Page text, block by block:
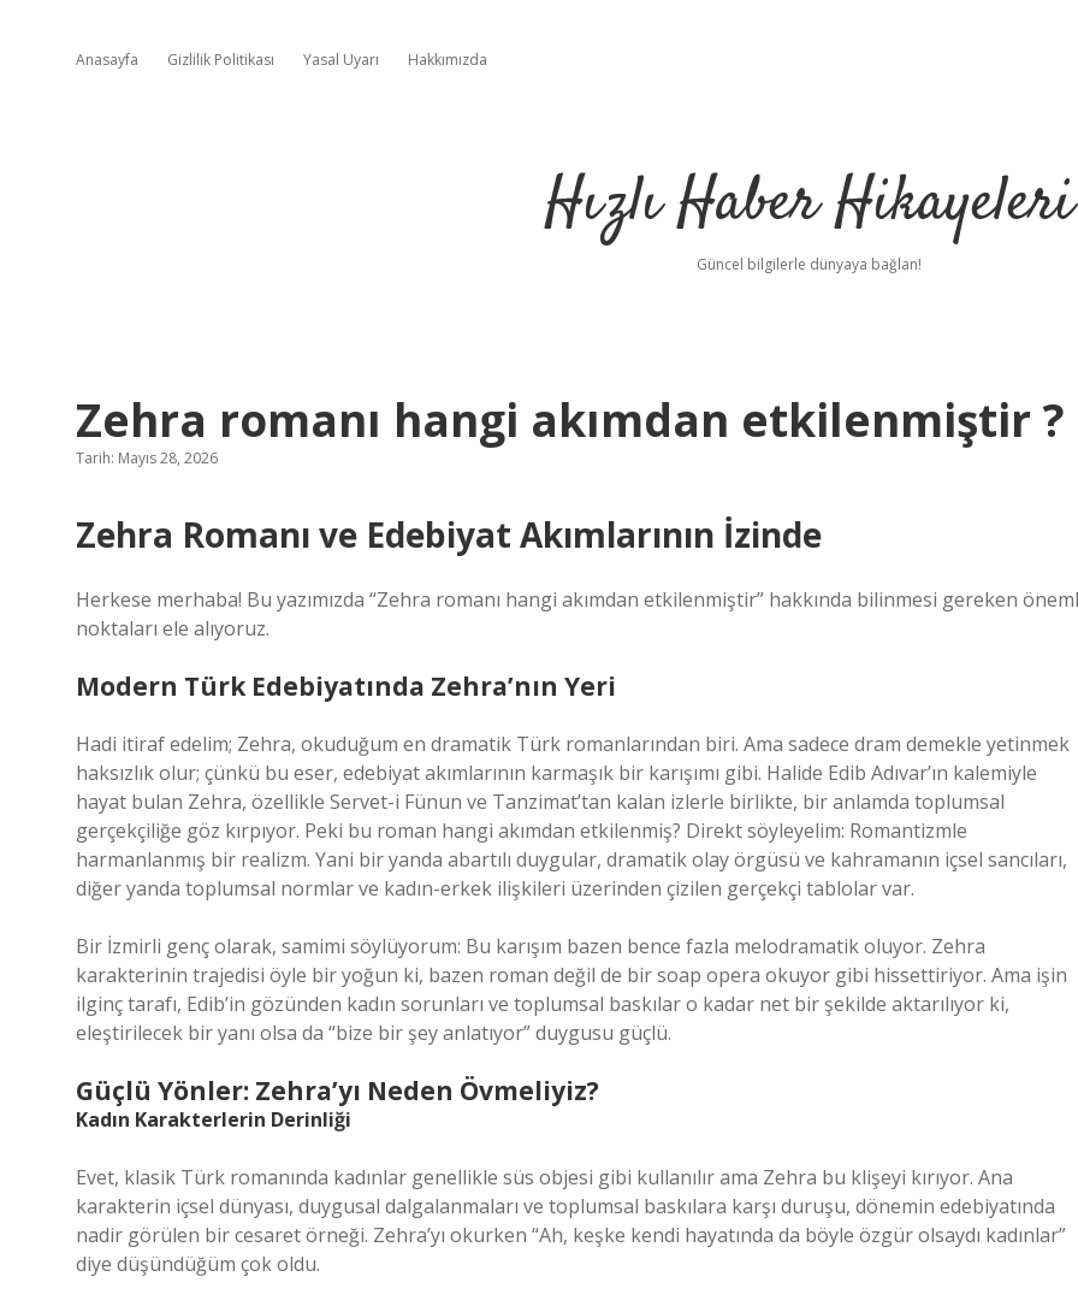
Anasayfa Gizlilik Politikası Yasal Uyarı Hakkımızda
Hızlı Haber Hikayeleri
Güncel bilgilerle dünyaya bağlan!
Zehra romanı hangi akımdan etkilenmiştir ?
Tarih: Mayıs 28, 2026
Zehra Romanı ve Edebiyat Akımlarının İzinde
Herkese merhaba! Bu yazımızda “Zehra romanı hangi akımdan etkilenmiştir” hakkında bilinmesi gereken
noktaları ele alıyoruz.
Modern Türk Edebiyatında Zehra’nın Yeri
Hadi itiraf edelim; Zehra, okuduğum en dramatik Türk romanlarından biri. Ama sadece dram demekle yetinmek
haksızlık olur; çünkü bu eser, edebiyat akımlarının karmaşık bir karışımı gibi. Halide Edib Adıvar’ın kalemiyle
hayat bulan Zehra, özellikle Servet-i Fünun ve Tanzimat’tan kalan izlerle birlikte, bir anlamda toplumsal
gerçekçiliğe göz kırpıyor. Peki bu roman hangi akımdan etkilenmiş? Direkt söyleyelim: Romantizmle
harmanlanmış bir realizm. Yani bir yanda abartılı duygular, dramatik olay örgüsü ve kahramanın içsel sancıları,
diğer yanda toplumsal normlar ve kadın-erkek ilişkileri üzerinden çizilen gerçekçi tablolar var.
Bir İzmirli genç olarak, samimi söylüyorum: Bu karışım bazen bence fazla melodramatik oluyor. Zehra
karakterinin trajedisi öyle bir yoğun ki, bazen roman değil de bir soap opera okuyor gibi hissettiriyor. Ama işin
ilginç tarafı, Edib’in gözünden kadın sorunları ve toplumsal baskılar o kadar net bir şekilde aktarılıyor ki,
eleştirilecek bir yanı olsa da “bize bir şey anlatıyor” duygusu güçlü.
Güçlü Yönler: Zehra’yı Neden Övmeliyiz?
Kadın Karakterlerin Derinliği
Evet, klasik Türk romanında kadınlar genellikle süs objesi gibi kullanılır ama Zehra bu klişeyi kırıyor. Ana
karakterin içsel dünyası, duygusal dalgalanmaları ve toplumsal baskılara karşı duruşu, dönemin edebiyatında
nadir görülen bir cesaret örneği. Zehra’yı okurken “Ah, keşke kendi hayatında da böyle özgür olsaydı kadınlar”
diye düşündüğüm çok oldu.